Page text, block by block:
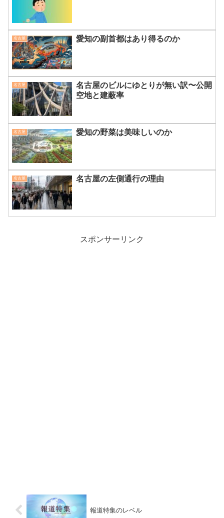
名古屋 愛知の副首都はあり得るのか
名古屋
名古屋のビルにゆとりが無い訳〜公開
空地と建蔽率
名古屋 愛知の野菜は美味しいのか
名古屋 名古屋の左側通行の理由
スポンサーリンク
報道特集のレベル